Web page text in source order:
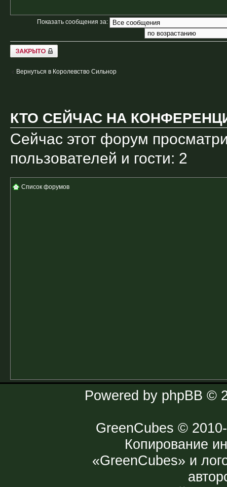
Показать сообщения за:
Закрыто
Вернуться в Королевство Сильнор
КТО СЕЙЧАС НА
Сейчас этот форум
пользователей и гости: 2
Список форумов
Powered by phpBB ©
GreenCubes ©
Копирование
«GreenCubes» и